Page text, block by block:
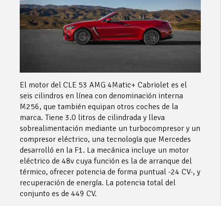
El motor del CLE 53 AMG 4Matic+ Cabriolet es el
seis cilindros en línea con denominación interna
M256, que también equipan otros coches de la
marca. Tiene 3.0 litros de cilindrada y lleva
sobrealimentación mediante un turbocompresor y un
compresor eléctrico, una tecnología que Mercedes
desarrolló en la F1. La mecánica incluye un motor
eléctrico de 48v cuya función es la de arranque del
térmico, ofrecer potencia de forma puntual -24 CV-, y
recuperación de energía. La potencia total del
conjunto es de 449 CV.